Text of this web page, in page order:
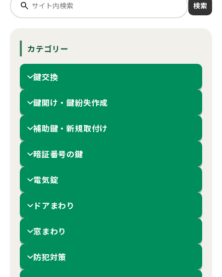
検索
カテゴリー
鍵交換
鍵開け・鍵紛失作成
補助鍵・新規取付け
暗証番号の鍵
電気錠
ドアまわり
窓まわり
防犯対策